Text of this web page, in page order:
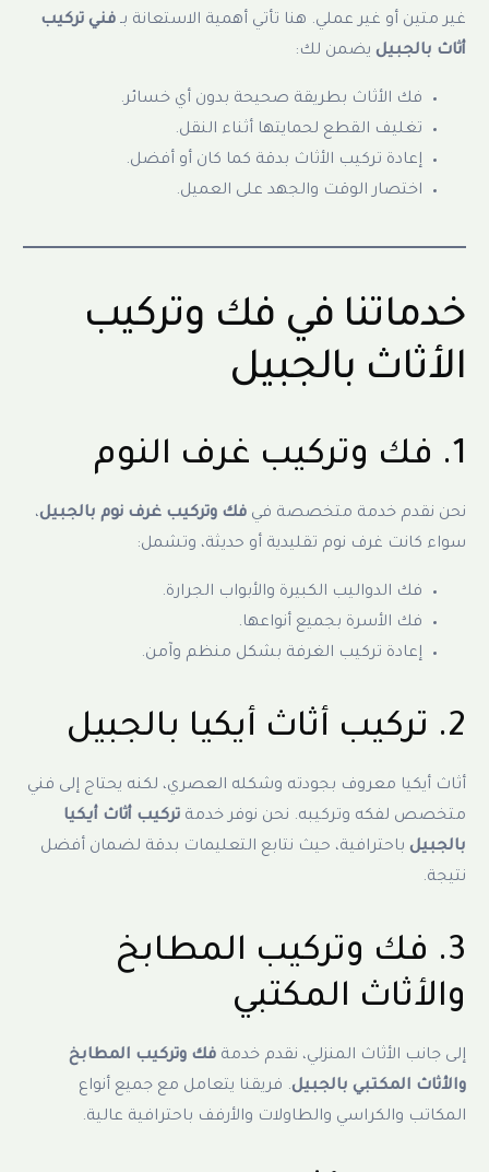
غير متين أو غير عملي. هنا تأتي أهمية الاستعانة بـفني تركيب
أثاث بالجبيل يضمن لك:
فك الأثاث بطريقة صحيحة بدون أي خسائر.
تغليف القطع لحمايتها أثناء النقل.
إعادة تركيب الأثاث بدقة كما كان أو أفضل.
اختصار الوقت والجهد على العميل.
خدماتنا في فك وتركيب
الأثاث بالجبيل
1. فك وتركيب غرف النوم
نحن نقدم خدمة متخصصة فيفك وتركيب غرف نوم بالجبيل،
سواء كانت غرف نوم تقليدية أو حديثة، وتشمل:
فك الدواليب الكبيرة والأبواب الجرارة.
فك الأسرة بجميع أنواعها.
إعادة تركيب الغرفة بشكل منظم وآمن.
2. تركيب أثاث أيكيا بالجبيل
أثاث أيكيا معروف بجودته وشكله العصري، لكنه يحتاج إلى فني
متخصص لفكه وتركيبه. نحن نوفر خدمةتركيب أثاث أيكيا
بالجبيل باحترافية، حيث نتابع التعليمات بدقة لضمان أفضل
نتيجة.
3. فك وتركيب المطابخ
والأثاث المكتبي
إلى جانب الأثاث المنزلي، نقدم خدمةفك وتركيب المطابخ
والأثاث المكتبي بالجبيل. فريقنا يتعامل مع جميع أنواع
المكاتب والكراسي والطاولات والأرفف باحترافية عالية.